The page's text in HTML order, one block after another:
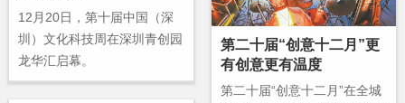
第二十届“创意十二月”更
有创意更有温度
第二十届“创意十二月”在全城
12月20日，第十届中国（深
圳）文化科技周在深圳青创园
龙华汇启幕。